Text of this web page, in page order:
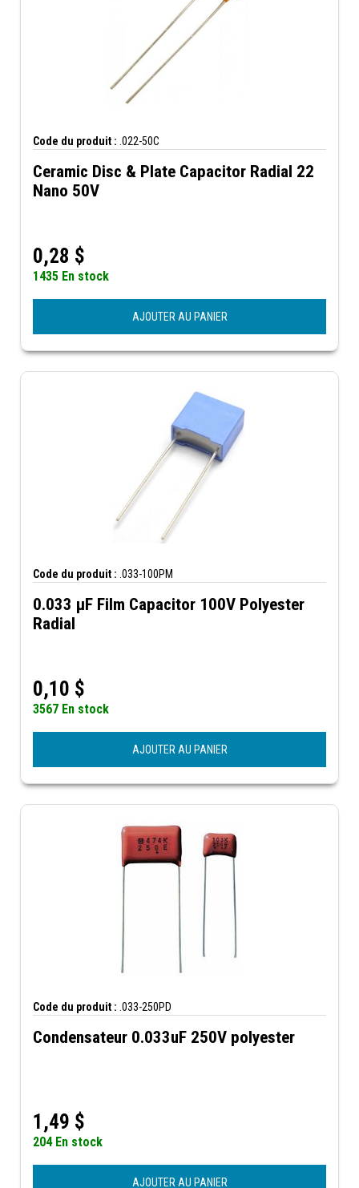
Code du produit : .022-50C
Ceramic Disc & Plate Capacitor Radial 22
Nano 50V
0,28 $
1435 En stock
AJOUTER AU PANIER
Code du produit : .033-100PM
0.033 µF Film Capacitor 100V Polyester
Radial
0,10 $
3567 En stock
AJOUTER AU PANIER
Code du produit : .033-250PD
Condensateur 0.033uF 250V polyester
1,49 $
204 En stock
AJOUTER AU PANIER